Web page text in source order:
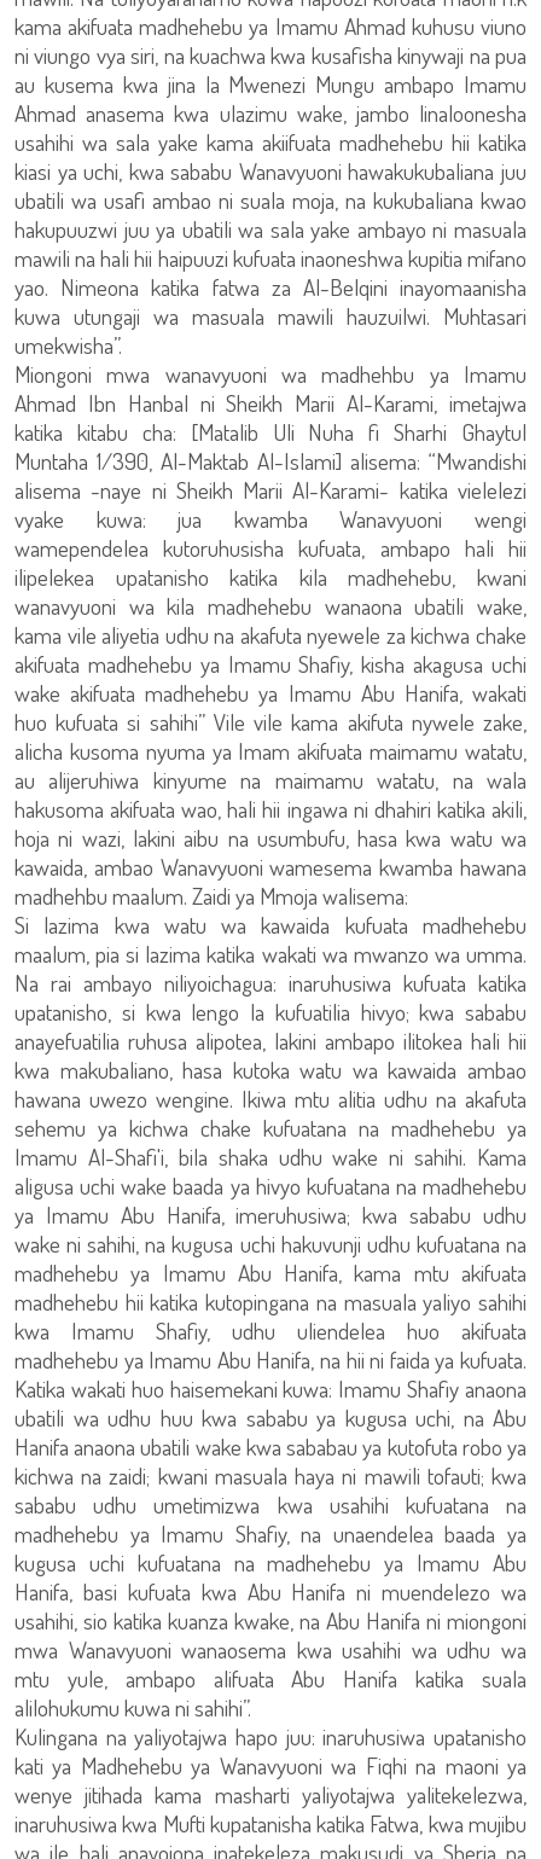
kama akifuata madhehebu ya Imamu Ahmad kuhusu viuno
ni viungo vya siri, na kuachwa kwa kusafisha kinywaji na pua
au kusema kwa jina la Mwenezi Mungu ambapo Imamu
Ahmad anasema kwa ulazimu wake, jambo linaloonesha
usahihi wa sala yake kama akiifuata madhehebu hii katika
kiasi ya uchi, kwa sababu Wanavyuoni hawakukubaliana juu
ubatili wa usafi ambao ni suala moja, na kukubaliana kwao
hakupuuzwi juu ya ubatili wa sala yake ambayo ni masuala
mawili na hali hii haipuuzi kufuata inaoneshwa kupitia mifano
yao. Nimeona katika fatwa za Al-Belqini inayomaanisha
kuwa utungaji wa masuala mawili hauzuilwi. Muhtasari
umekwisha”.
Miongoni mwa wanavyuoni wa madhehbu ya Imamu
Ahmad Ibn Hanbal ni Sheikh Marii Al-Karami, imetajwa
katika kitabu cha: [Matalib Uli Nuha fi Sharhi Ghaytul
Muntaha 1/390, Al-Maktab Al-Islami] alisema: “Mwandishi
alisema -naye ni Sheikh Marii Al-Karami- katika vielelezi
vyake kuwa: jua kwamba Wanavyuoni wengi
wamependelea kutoruhusisha kufuata, ambapo hali hii
ilipelekea upatanisho katika kila madhehebu, kwani
wanavyuoni wa kila madhehebu wanaona ubatili wake,
kama vile aliyetia udhu na akafuta nyewele za kichwa chake
akifuata madhehebu ya Imamu Shafiy, kisha akagusa uchi
wake akifuata madhehebu ya Imamu Abu Hanifa, wakati
huo kufuata si sahihi” Vile vile kama akifuta nywele zake,
alicha kusoma nyuma ya Imam akifuata maimamu watatu,
au alijeruhiwa kinyume na maimamu watatu, na wala
hakusoma akifuata wao, hali hii ingawa ni dhahiri katika akili,
hoja ni wazi, lakini aibu na usumbufu, hasa kwa watu wa
kawaida, ambao Wanavyuoni wamesema kwamba hawana
madhehbu maalum. Zaidi ya Mmoja walisema:
Si lazima kwa watu wa kawaida kufuata madhehebu
maalum, pia si lazima katika wakati wa mwanzo wa umma.
Na rai ambayo niliyoichagua: inaruhusiwa kufuata katika
upatanisho, si kwa lengo la kufuatilia hivyo; kwa sababu
anayefuatilia ruhusa alipotea, lakini ambapo ilitokea hali hii
kwa makubaliano, hasa kutoka watu wa kawaida ambao
hawana uwezo wengine. Ikiwa mtu alitia udhu na akafuta
sehemu ya kichwa chake kufuatana na madhehebu ya
Imamu Al-Shafi'i, bila shaka udhu wake ni sahihi. Kama
aligusa uchi wake baada ya hivyo kufuatana na madhehebu
ya Imamu Abu Hanifa, imeruhusiwa; kwa sababu udhu
wake ni sahihi, na kugusa uchi hakuvunji udhu kufuatana na
madhehebu ya Imamu Abu Hanifa, kama mtu akifuata
madhehebu hii katika kutopingana na masuala yaliyo sahihi
kwa Imamu Shafiy, udhu uliendelea huo akifuata
madhehebu ya Imamu Abu Hanifa, na hii ni faida ya kufuata.
Katika wakati huo haisemekani kuwa: Imamu Shafiy anaona
ubatili wa udhu huu kwa sababu ya kugusa uchi, na Abu
Hanifa anaona ubatili wake kwa sababau ya kutofuta robo ya
kichwa na zaidi; kwani masuala haya ni mawili tofauti; kwa
sababu udhu umetimizwa kwa usahihi kufuatana na
madhehebu ya Imamu Shafiy, na unaendelea baada ya
kugusa uchi kufuatana na madhehebu ya Imamu Abu
Hanifa, basi kufuata kwa Abu Hanifa ni muendelezo wa
usahihi, sio katika kuanza kwake, na Abu Hanifa ni miongoni
mwa Wanavyuoni wanaosema kwa usahihi wa udhu wa
mtu yule, ambapo alifuata Abu Hanifa katika suala
alilohukumu kuwa ni sahihi”.
Kulingana na yaliyotajwa hapo juu: inaruhusiwa upatanisho
kati ya Madhehebu ya Wanavyuoni wa Fiqhi na maoni ya
wenye jitihada kama masharti yaliyotajwa yalitekelezwa,
inaruhusiwa kwa Mufti kupatanisha katika Fatwa, kwa mujibu
wa ile hali anayoiona inatekeleza makusudi ya Sheria na